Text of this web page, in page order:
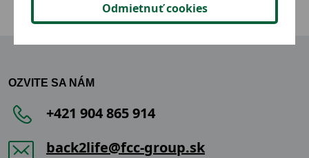
OZVITE SA NÁM
+421 904 865 914
back2life@fcc-group.sk
Odmietnuť cookies